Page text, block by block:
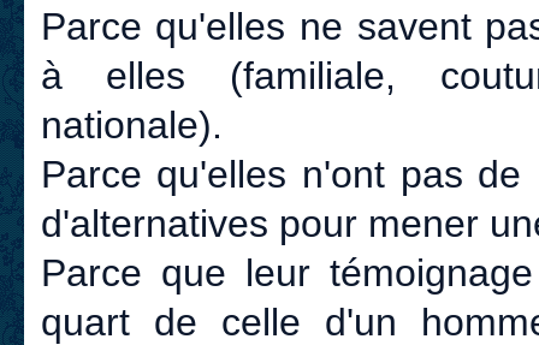
Parce qu'elles ne savent
à elles (familiale,
nationale).
Parce qu'elles n'ont pas
d'alternatives pour mener
Parce que leur
quart de celle d'un